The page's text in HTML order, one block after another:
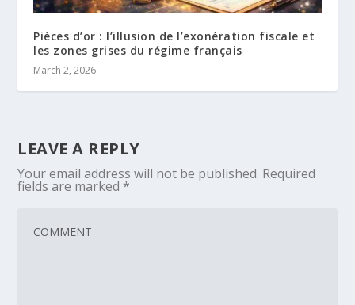
Pièces d’or : l’illusion de l’exonération fiscale et
les zones grises du régime français
March 2, 2026
LEAVE A REPLY
Your email address will not be published. Required
fields are marked *